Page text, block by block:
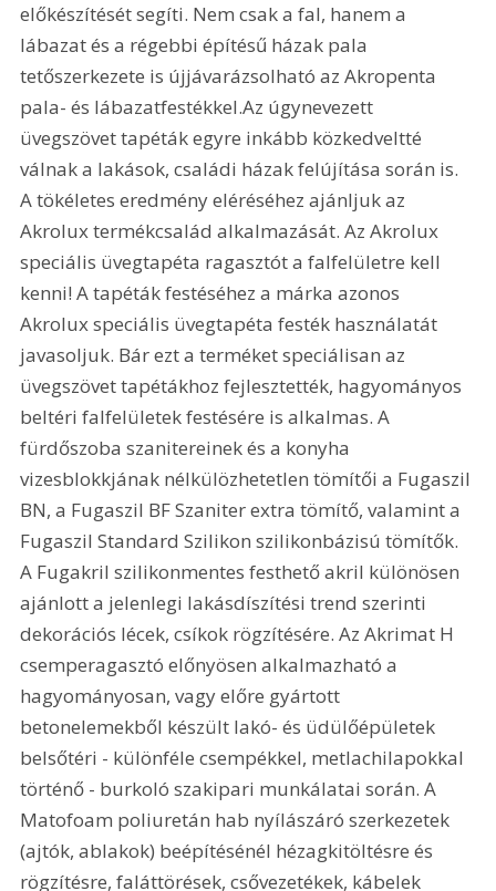
előkészítését segíti. Nem csak a fal, hanem a
lábazat és a régebbi építésű házak pala
tetőszerkezete is újjávarázsolható az Akropenta
pala- és lábazatfestékkel.Az úgynevezett
üvegszövet tapéták egyre inkább közkedveltté
válnak a lakások, családi házak felújítása során is.
A tökéletes eredmény eléréséhez ajánljuk az
Akrolux termékcsalád alkalmazását. Az Akrolux
speciális üvegtapéta ragasztót a falfelületre kell
kenni! A tapéták festéséhez a márka azonos
Akrolux speciális üvegtapéta festék használatát
javasoljuk. Bár ezt a terméket speciálisan az
üvegszövet tapétákhoz fejlesztették, hagyományos
beltéri falfelületek festésére is alkalmas. A
fürdőszoba szanitereinek és a konyha
vizesblokkjának nélkülözhetetlen tömítői a Fugaszil
BN, a Fugaszil BF Szaniter extra tömítő, valamint a
Fugaszil Standard Szilikon szilikonbázisú tömítők.
A Fugakril szilikonmentes festhető akril különösen
ajánlott a jelenlegi lakásdíszítési trend szerinti
dekorációs lécek, csíkok rögzítésére. Az Akrimat H
csemperagasztó előnyösen alkalmazható a
hagyományosan, vagy előre gyártott
betonelemekből készült lakó- és üdülőépületek
belsőtéri - különféle csempékkel, metlachilapokkal
történő - burkoló szakipari munkálatai során. A
Matofoam poliuretán hab nyílászáró szerkezetek
(ajtók, ablakok) beépítésénél hézagkitöltésre és
rögzítésre, faláttörések, csővezetékek, kábelek